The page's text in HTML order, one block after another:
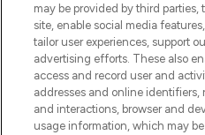
oder über die
Lieferung ab einem
Cookie-
Do Not Sell or
may be provided by third parties,
site, enable social media
tailor user experiences, support
advertising efforts. These also
access and record user and
addresses and online identifiers,
and interactions, browser and
usage information, which may